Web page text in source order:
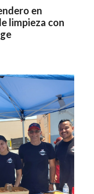
en
limpieza con